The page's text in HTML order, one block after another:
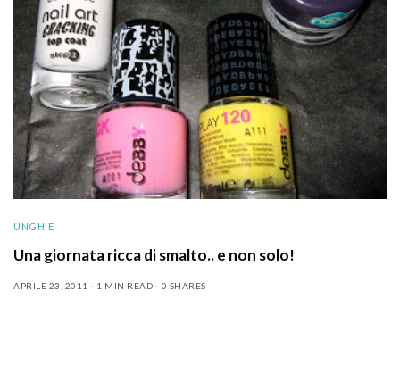
UNGHIE
Una giornata ricca di smalto.. e non solo!
APRILE 23, 2011 1 MIN READ 0 SHARES